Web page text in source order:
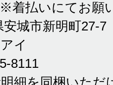
※着払いにてお願
城市新明町27-7
イ
8111
明細を同梱いた